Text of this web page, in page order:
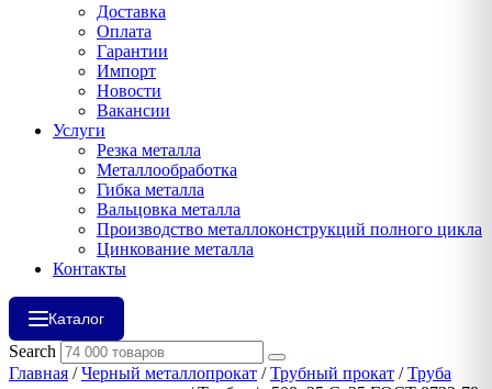
Доставка
Оплата
Гарантии
Импорт
Новости
Вакансии
Услуги
Резка металла
Металлообработка
Гибка металла
Вальцовка металла
Производство металлоконструкций полного цикла
Цинкование металла
Контакты
Каталог
Search
Главная /Черный металлопрокат /Трубный прокат /Труба